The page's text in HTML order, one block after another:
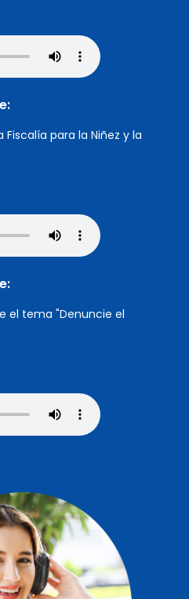
para la Niñez y la
el tema "Denuncie el